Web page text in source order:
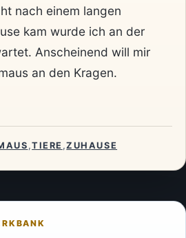
nach einem langen
kam wurde ich an der
Anscheinend will mir
an den Kragen.
,TIERE ,ZUHAUSE